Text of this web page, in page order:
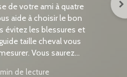
de votre ami à quatre
aide à choisir le bon
évitez les blessures et
taille cheval vous
Vous saurez...
min de lecture